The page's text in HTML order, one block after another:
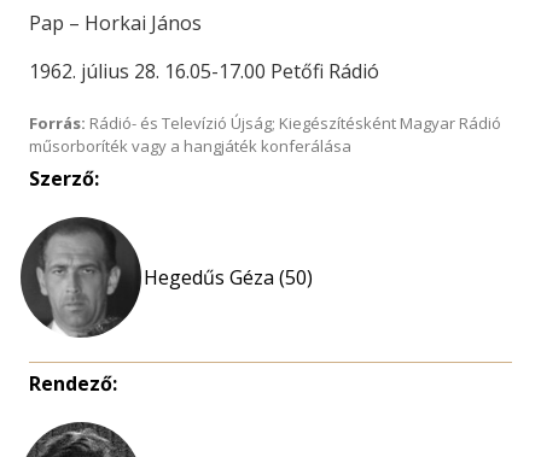
Pap – Horkai János
1962. július 28. 16.05-17.00 Petőfi Rádió
Forrás: Rádió- és Televízió Újság; Kiegészítésként Magyar Rádió
műsorboríték vagy a hangjáték konferálása
Szerző:
Hegedűs Géza (50)
Rendező: